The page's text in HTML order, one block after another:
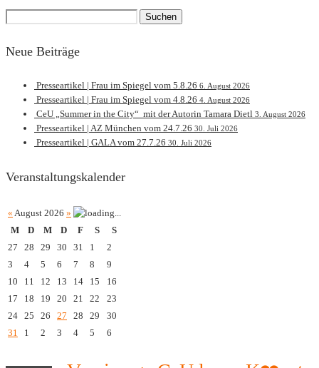
Neue Beiträge
Presseartikel | Frau im Spiegel vom 5.8.26 6. August 2026
Presseartikel | Frau im Spiegel vom 4.8.26 4. August 2026
CeU „Summer in the City“ mit der Autorin Tamara Dietl 3. August 2026
Presseartikel | AZ München vom 24.7.26 30. Juli 2026
Presseartikel | GALA vom 27.7.26 30. Juli 2026
Veranstaltungskalender
« August 2026 »
M
D M D F S
S
27
28 29 30 31 1
2
3
4 5 6 7 8
9
10
11 12 13 14 15
16
17
18 19 20 21 22
23
24 25 26 27 28 29
30
31
1 2 3 4 5 6